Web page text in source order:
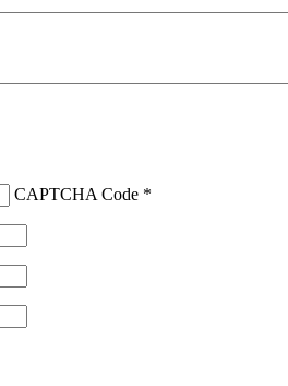
CAPTCHA Code *